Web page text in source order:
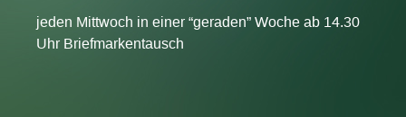
jeden Mittwoch in einer “geraden” Woche ab 14.30
Uhr Briefmarkentausch